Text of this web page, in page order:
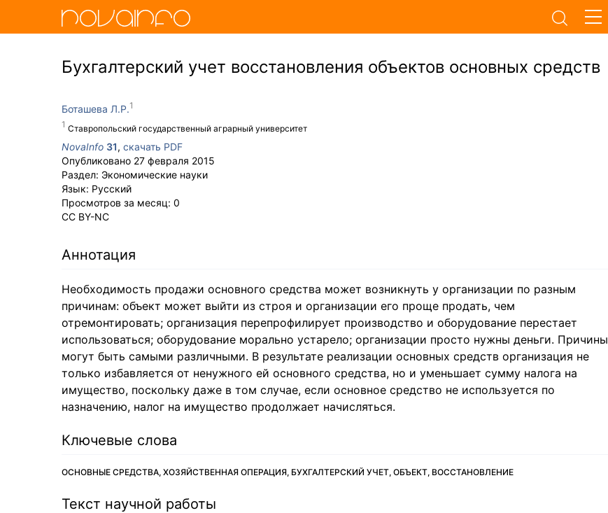
Бухгалтерский учет восстановления объектов основных средств
Боташева Л.Р.
Ставропольский государственный аграрный университет
NovaInfo 31, скачать PDF
Опубликовано 27 февраля 2015
Раздел: Экономические науки
Язык: Русский
Просмотров за месяц: 0
CC BY-NC
Аннотация
Необходимость продажи основного средства может возникнуть у организации по разным
причинам: объект может выйти из строя и организации его проще продать, чем
отремонтировать; организация перепрофилирует производство и оборудование перестает
использоваться; оборудование морально устарело; организации просто нужны деньги. Причины
могут быть самыми различными. В результате реализации основных средств организация не
только избавляется от ненужного ей основного средства, но и уменьшает сумму налога на
имущество, поскольку даже в том случае, если основное средство не используется по
назначению, налог на имущество продолжает начисляться.
Ключевые слова
ОСНОВНЫЕ СРЕДСТВА, ХОЗЯЙСТВЕННАЯ ОПЕРАЦИЯ, БУХГАЛТЕРСКИЙ УЧЕТ, ОБЪЕКТ, ВОССТАНОВЛЕНИЕ
Текст научной работы